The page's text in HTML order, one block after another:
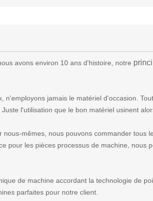
avons environ 10 ans d'histoire, notre
n'employons jamais le matériel d'occasion.
l'utilisation que le bon matériel usinent
mêmes, nous pouvons commander tous
pour les pièces processus de machine, nous
de machine accordant la technologie de
parfaites pour notre client.